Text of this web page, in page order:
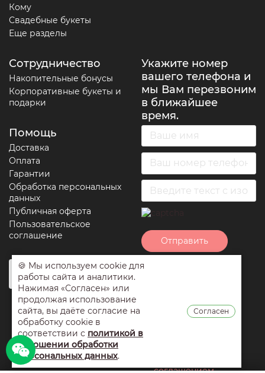
Кому
Свадебные букеты
Еще разделы
Сотрудничество
Накопительные бонусы
Корпоративные букеты и
подарки
Помощь
Доставка
Оплата
Гарантии
Обработка персональных
данных
Публичная оферта
Пользовательское
соглашение
Укажите номер
вашего телефона и
мы Вам перезвоним
в ближайшее
время.
Отправить
условиями
обработки
соглашением
🍪 Мы используем cookie для
работы сайта и аналитики.
Нажимая «Согласен» или
продолжая использование
сайта, вы даёте согласие на
обработку cookie в
соответствии с политикой в
отношении обработки
персональных данных.
Согласен